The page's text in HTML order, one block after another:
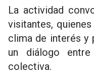
La actividad
visitantes,
clima de interés y
un diálogo
colectiva.